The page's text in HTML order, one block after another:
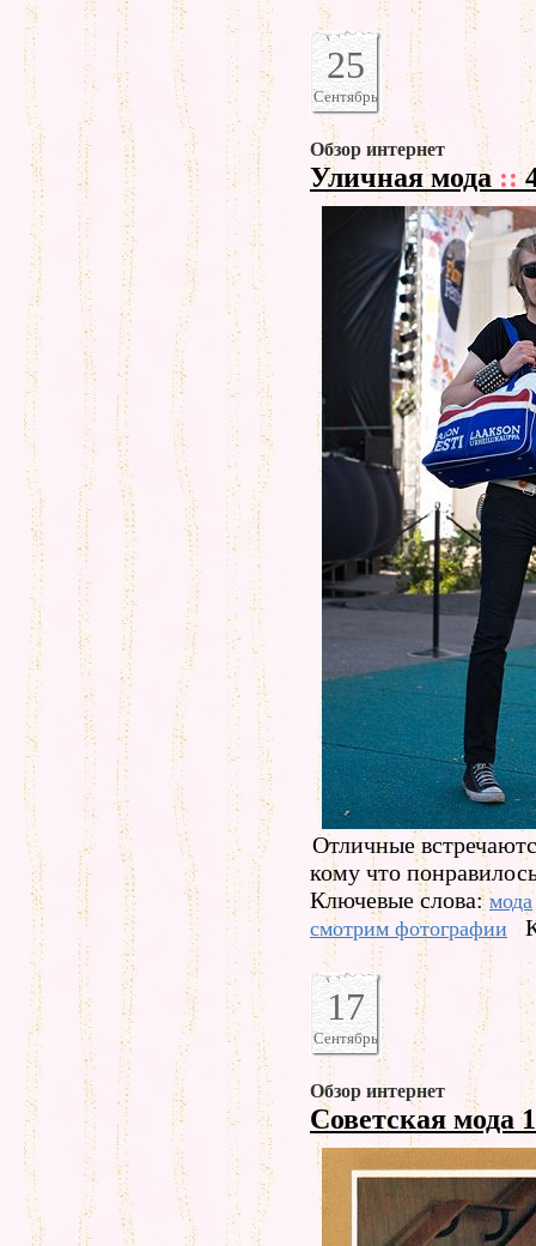
25
Сентябрь
Обзор интернет
Уличная мода ::
Отличные
кому что
Ключевые слова: мода
смотрим фотографии
17
Сентябрь
Обзор интернет
Советская мода